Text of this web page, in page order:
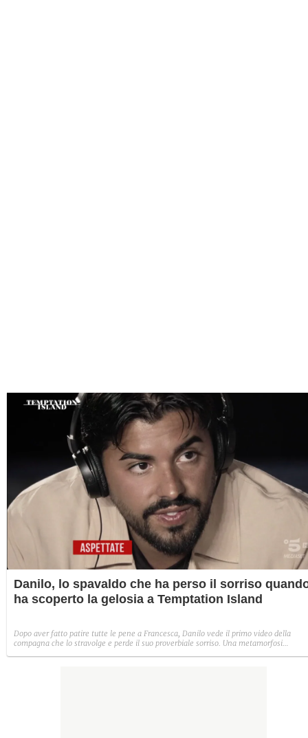
Danilo, lo spavaldo che ha perso il sorriso
ha scoperto la gelosia a Temptation Island
Dopo aver fatto patire tutte le pene a Francesca, Danilo vede il primo video della
compagna che lo stravolge e perde il suo proverbiale sorriso. Una metamorfosi